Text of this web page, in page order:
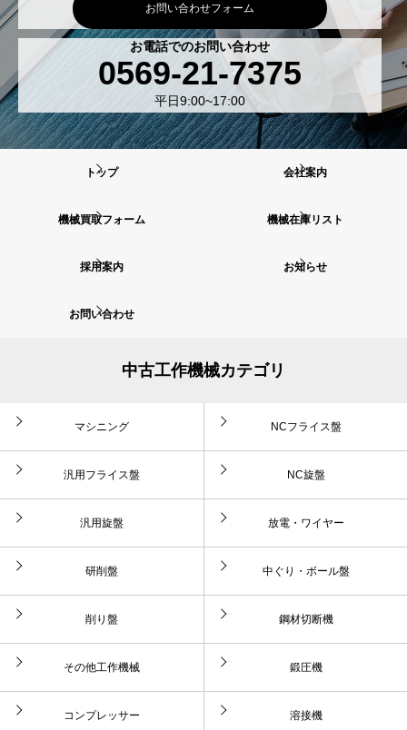
お問い合わせフォーム
お電話でのお問い合わせ
0569-21-7375
平日9:00~17:00
トップ 会社案内
機械買取フォーム 機械在庫リスト
採用案内 お知らせ
お問い合わせ
中古工作機械カテゴリ
マシニング NCフライス盤
汎用フライス盤 NC旋盤
汎用旋盤 放電・ワイヤー
研削盤 中ぐり・ボール盤
削り盤 鋼材切断機
その他工作機械 鍛圧機
コンプレッサー 溶接機